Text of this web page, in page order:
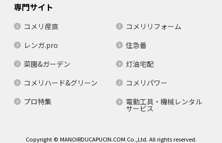
専門サイト
コメリ産直
コメリリフォーム
レンガ.pro
住急番
菜園&ガーデン
灯油宅配
コメリハード&グリーン
コメリパワー
プロ特集
電動工具・機械レンタル
サービス
Copyright © MANOIRDUCAPUCIN.COM Co.,Ltd. All rights reserved.